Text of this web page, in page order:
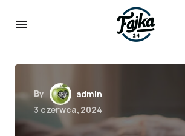
By
admin
3 czerwca, 2024